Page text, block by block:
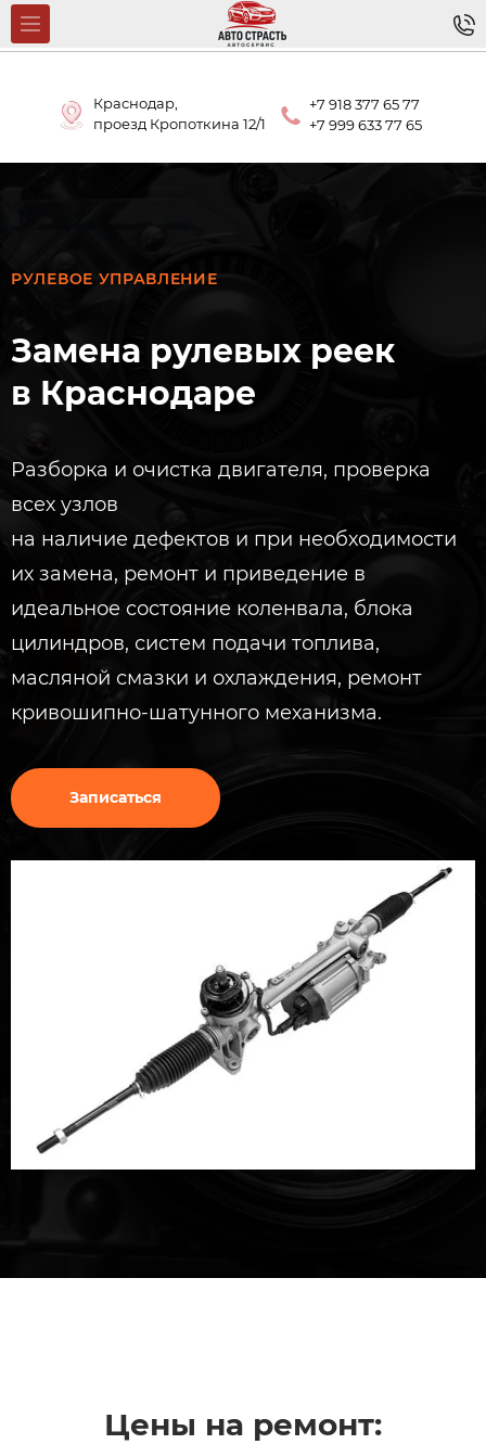
Краснодар,
проезд Кропоткина 12/1
+7 918 377 65 77
+7 999 633 77 65
РУЛЕВОЕ УПРАВЛЕНИЕ
Замена рулевых реек
в Краснодаре
Разборка и очистка двигателя, проверка
всех узлов
на наличие дефектов и при необходимости
их замена, ремонт и приведение в
идеальное состояние коленвала, блока
цилиндров, систем подачи топлива,
масляной смазки и охлаждения, ремонт
кривошипно-шатунного механизма.
Записаться
Цены на ремонт: